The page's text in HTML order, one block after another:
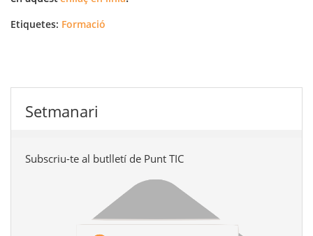
Etiquetes: Formació
Setmanari
Subscriu-te al butlletí de Punt TIC